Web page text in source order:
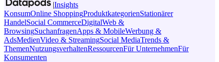
|Insights
KonsumOnline ShoppingProduktkategorienStationärer
HandelSocial CommerceDigitalWeb &
BrowsingSuchanfragenApps & MobileWerbung &
AdsMedienVideo & StreamingSocial MediaTrends &
ThemenNutzungsverhaltenRessourcenFür UnternehmenFür
Konsumenten